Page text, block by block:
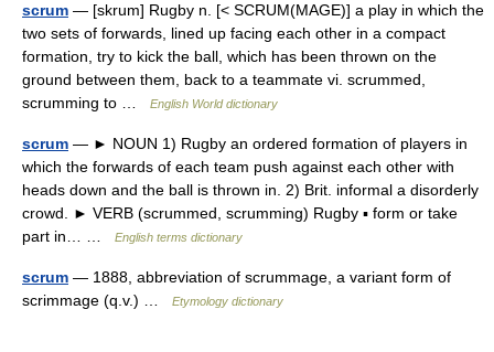
scrum — [skrum] Rugby n. [< SCRUM(MAGE)] a play in which the
two sets of forwards, lined up facing each other in a compact
formation, try to kick the ball, which has been thrown on the
ground between them, back to a teammate vi. scrummed,
scrumming to …
English World dictionary
scrum — ► NOUN 1) Rugby an ordered formation of players in
which the forwards of each team push against each other with
heads down and the ball is thrown in. 2) Brit. informal a disorderly
crowd. ► VERB (scrummed, scrumming) Rugby ▪ form or take
part in… …
English terms dictionary
scrum — 1888, abbreviation of scrummage, a variant form of
scrimmage (q.v.) …
Etymology dictionary